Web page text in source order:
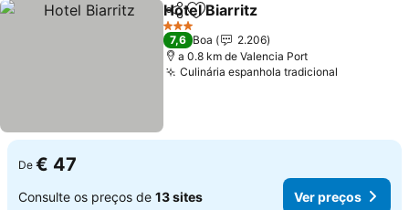
PartilharAdicionar aos favoritos
Hotel Biarritz
3 Estrelas
7,6 Boa
2.206
a 0.8 km de Valencia Port
Culinária espanhola tradicional
De € 47
Consulte os preços de 13 sites Ver preços